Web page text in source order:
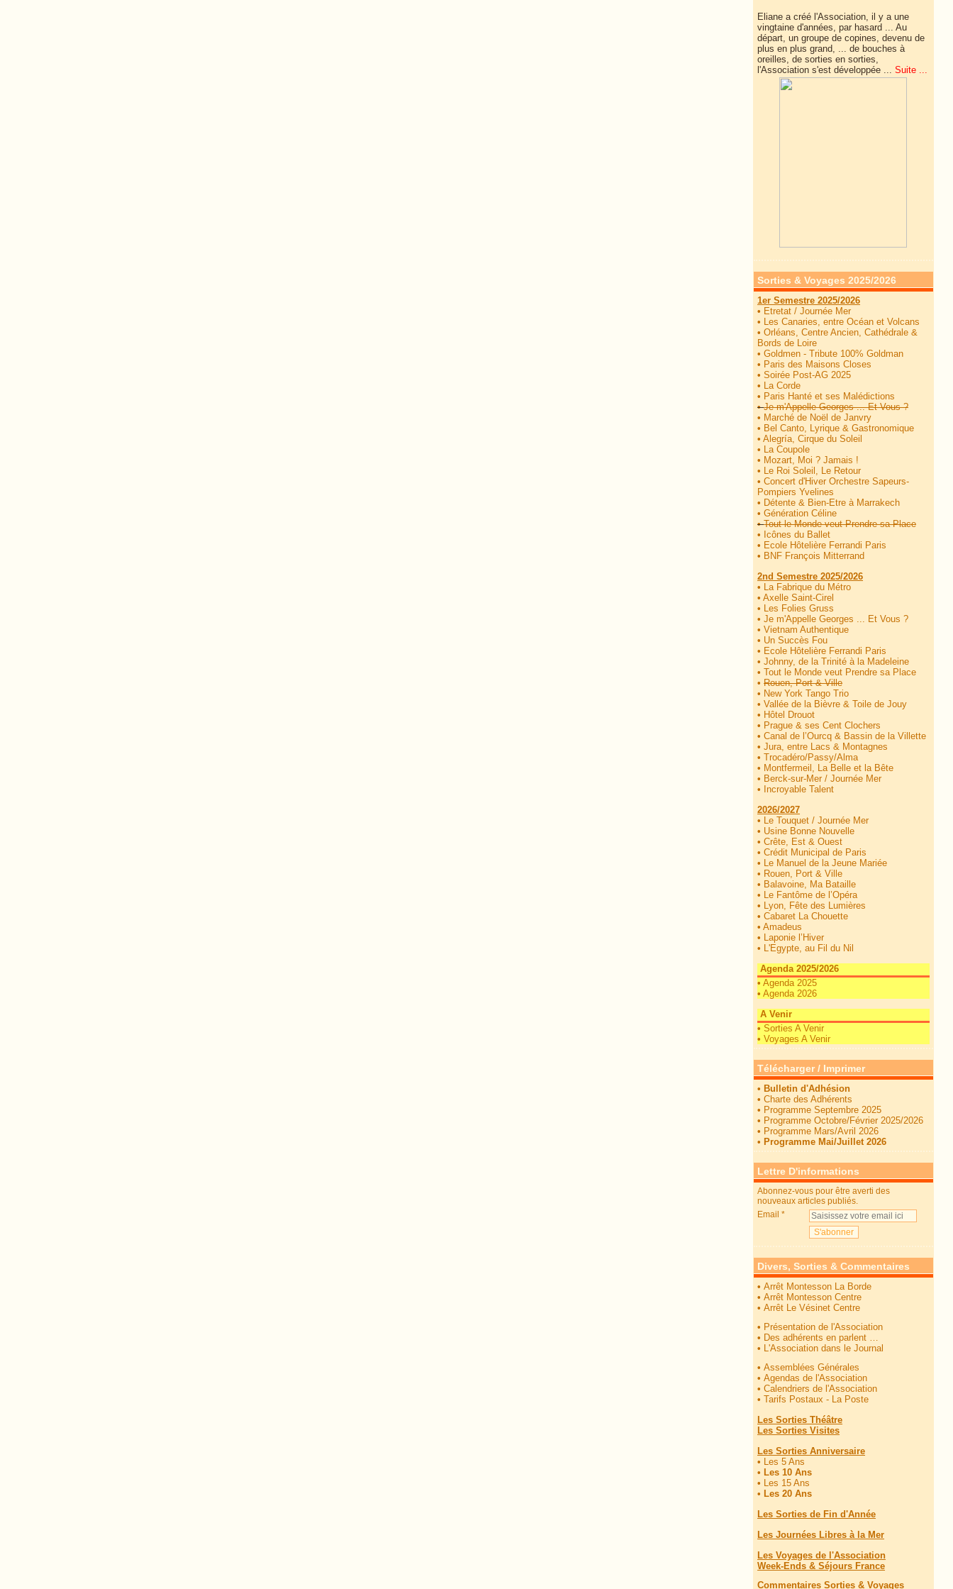
Eliane a créé l'Association, il y a une
vingtaine d'années, par hasard ... Au
départ, un groupe de copines, devenu de
plus en plus grand, ... de bouches à
oreilles, de sorties en sorties,
l'Association s'est développée ...Suite ...
Sorties & Voyages 2025/2026
1er Semestre 2025/2026
• Etretat / Journée Mer
• Les Canaries, entre Océan et Volcans
• Orléans, Centre Ancien, Cathédrale &
Bords de Loire
• Goldmen - Tribute 100% Goldman
• Paris des Maisons Closes
• Soirée Post-AG 2025
• La Corde
• Paris Hanté et ses Malédictions
• Je m'Appelle Georges ... Et Vous ?
• Marché de Noël de Janvry
• Bel Canto, Lyrique & Gastronomique
• Alegría, Cirque du Soleil
• La Coupole
• Mozart, Moi ? Jamais !
• Le Roi Soleil, Le Retour
• Concert d'Hiver Orchestre Sapeurs-
Pompiers Yvelines
• Détente & Bien-Etre à Marrakech
• Génération Céline
• Tout le Monde veut Prendre sa Place
• Icônes du Ballet
• Ecole Hôtelière Ferrandi Paris
• BNF François Mitterrand
2nd Semestre 2025/2026
• La Fabrique du Métro
• Axelle Saint-Cirel
• Les Folies Gruss
• Je m'Appelle Georges ... Et Vous ?
• Vietnam Authentique
• Un Succès Fou
• Ecole Hôtelière Ferrandi Paris
• Johnny, de la Trinité à la Madeleine
• Tout le Monde veut Prendre sa Place
• Rouen, Port & Ville
• New York Tango Trio
• Vallée de la Bièvre & Toile de Jouy
• Hôtel Drouot
• Prague & ses Cent Clochers
• Canal de l’Ourcq & Bassin de la Villette
• Jura, entre Lacs & Montagnes
• Trocadéro/Passy/Alma
• Montfermeil, La Belle et la Bête
• Berck-sur-Mer / Journée Mer
•
Incroyable Talent
2026/2027
• Le Touquet / Journée Mer
• Usine Bonne Nouvelle
• Crête, Est & Ouest
• Crédit Municipal de Paris
• Le Manuel de la Jeune Mariée
• Rouen, Port & Ville
• Balavoine, Ma Bataille
• Le Fantôme de l’Opéra
• Lyon, Fête des Lumières
• Cabaret La Chouette
• Amadeus
• Laponie l’Hiver
• L'Egypte, au Fil du Nil
Agenda 2025/2026
• Agenda 2025
• Agenda 2026
A Venir
• Sorties A Venir
• Voyages A Venir
Télécharger / Imprimer
• Bulletin d'Adhésion
• Charte des Adhérents
• Programme Septembre 2025
• Programme Octobre/Février 2025/2026
• Programme Mars/Avril 2026
• Programme Mai/Juillet 2026
Lettre D'informations
Abonnez-vous pour être averti des
nouveaux articles publiés.
Email
Divers, Sorties & Commentaires
• Arrêt Montesson La Borde
• Arrêt Montesson Centre
• Arrêt Le Vésinet Centre
• Présentation de l'Association
• Des adhérents en parlent …
• L'Association dans le Journal
• Assemblées Générales
• Agendas de l'Association
• Calendriers de l'Association
• Tarifs Postaux - La Poste
Les Sorties Théâtre
Les Sorties Visites
Les Sorties Anniversaire
• Les 5 Ans
• Les 10 Ans
• Les 15 Ans
• Les 20 Ans
Les Sorties de Fin d'Année
Les Journées Libres à la Mer
Les Voyages de l'Association
Week-Ends & Séjours France
Commentaires Sorties & Voyages